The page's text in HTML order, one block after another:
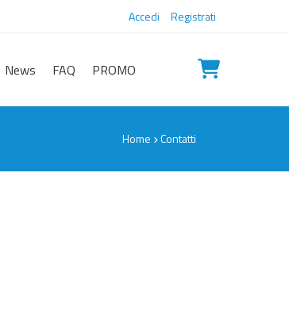
Accedi Registrati
News FAQ PROMO
Home Contatti